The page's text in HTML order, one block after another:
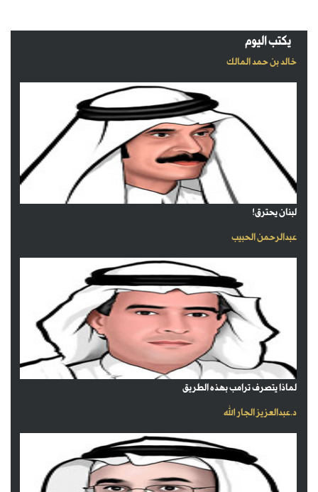
يكتب اليوم
خالد بن حمد المالك
لبنان يحترق!
عبدالرحمن الحبيب
لماذا يتصرف ترامب بهذه الطريق
د.عبدالعزيز الجار الله